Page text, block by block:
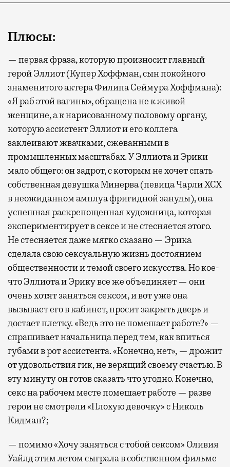
Плюсы:
— первая фраза, которую произносит главный
герой Эллиот (Купер Хоффман, сын покойного
знаменитого актера Филипа Сеймура Хоффмана):
«Я раб этой вагины», обращена не к живой
женщине, а к нарисованному половому органу,
которую ассистент Эллиот и его коллега
заклеивают жвачками, сжеванными в
промышленных масштабах. У Эллиота и Эрики
мало общего: он задрот, с которым не хочет спать
собственная девушка Минерва (певица Чарли XCX
в неожиданном амплуа фригидной зануды), она
успешная раскрепощенная художница, которая
экспериментирует в сексе и не стесняется этого.
Не стесняется даже мягко сказано — Эрика
сделала свою сексуальную жизнь достоянием
общественности и темой своего искусства. Но кое-
что Эллиота и Эрику все же объединяет — они
очень хотят заняться сексом, и вот уже она
вызывает его в кабинет, просит закрыть дверь и
достает плетку. «Ведь это не помешает работе?» —
спрашивает начальница перед тем, как впиться
губами в рот ассистента. «Конечно, нет», — дрожит
от удовольствия гик, не верящий своему счастью. В
эту минуту он готов сказать что угодно. Конечно,
секс на рабочем месте помешает работе — разве
герои не смотрели «Плохую девочку» с Николь
Кидман?;
— помимо «Хочу заняться с тобой сексом» Оливия
Уайлд этим летом сыграла в собственном фильме